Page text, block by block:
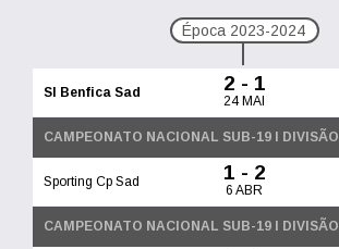
Época 2023-2024
Sl Benfica Sad 2 - 1
24 MAI
CAMPEONATO NACIONAL SUB-19 I DIVISÃO
Sporting Cp Sad 1 - 2
6 ABR
CAMPEONATO NACIONAL SUB-19 I DIVISÃO